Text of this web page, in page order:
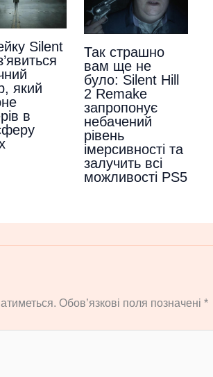
Silent
який
в
Так страшно
вам ще не
було: Silent Hill
2 Remake
запропонує
небачений
рівень
імерсивності та
залучить всі
можливості PS5
Обов’язкові поля позначені *